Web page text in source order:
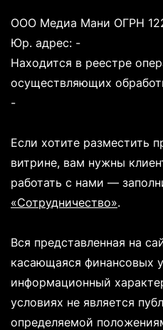
ООО Медиа Мани ОГРН
Юр. адрес: -
Находится в реестре
осуществляющих
-
Если хотите разместить
витрине, вам нужны
работать с нами —
«Сотрудничество».
Вся представленная на
касающаяся финансовых
информационный
условиях не является
определяемой